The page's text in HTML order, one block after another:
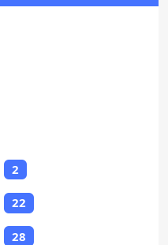
2
22
28